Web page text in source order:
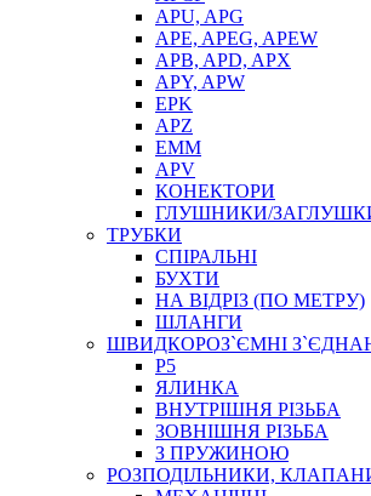
APU, APG
APE, APEG, APEW
APB, APD, APX
APY, APW
EPK
APZ
EMM
APV
КОНЕКТОРИ
ГЛУШНИКИ/
ТРУБКИ
СПІРАЛЬНІ
БУХТИ
НА ВІДРІЗ (ПО МЕТРУ)
ШЛАНГИ
ШВИДКОРОЗ`ЄМНІ
P5
ЯЛИНКА
ВНУТРІШНЯ РІЗЬБА
ЗОВНІШНЯ РІЗЬБА
З ПРУЖИНОЮ
РОЗПОДІЛЬНИКИ,